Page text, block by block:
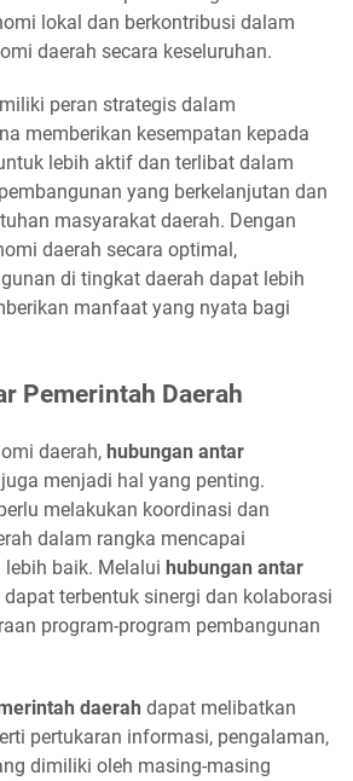
lokal dan berkontribusi dalam
daerah secara keseluruhan.
peran strategis dalam
memberikan kesempatan kepada
lebih aktif dan terlibat dalam
yang berkelanjutan dan
masyarakat daerah. Dengan
daerah secara optimal,
di tingkat daerah dapat lebih
manfaat yang nyata bagi
Pemerintah Daerah
daerah, hubungan antar
juga menjadi hal yang penting.
melakukan koordinasi dan
dalam rangka mencapai
baik. Melalui hubungan antar
dapat terbentuk sinergi dan kolaborasi
program-program pembangunan
daerah dapat melibatkan
pertukaran informasi, pengalaman,
dimiliki oleh masing-masing